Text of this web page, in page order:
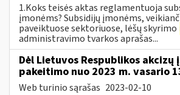
1.Koks teisės aktas reglamentuoja
įmonėms? Subsidijų įmonėms,
paveiktuose sektoriuose, lėšų skyrimo
administravimo tvarkos aprašas...
Dėl Lietuvos Respublikos
pakeitimo nuo 2023 m. vasario
Web turinio sąrašas 2023-02-10